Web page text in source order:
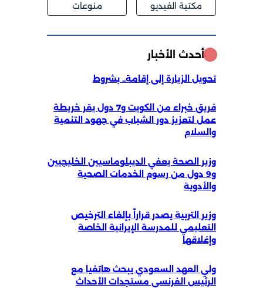
مكتبة الفيديو منوعات
أحدث الأخبار
تحويل الزيارة إلى إقامة.. بشروط
فريق خبراء من الكويت و7 دول يقر خريطة
عمل لتعزيز دور الشباب في جهود التنمية
والسلام
وزير الصحة يعفي الديبلوماسيين الخليجيين
و9 دول من رسوم الخدمات الصحية
والأدوية
وزير التربية يصدر قراراً بإلغاء الترخيص
التعليمي للمدرسة الإيرانية الخاصة
وإغلاقها
ولي العهد السعودي يبحث هاتفيا مع
الرئيس الفرنسي مستجدات الأحداث